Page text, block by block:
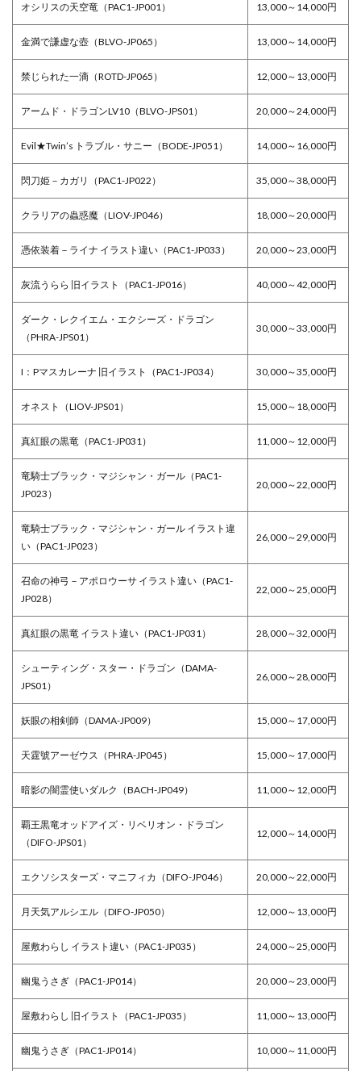
オシリスの天空竜（PAC1-JP001） 13,000～14,000円
金満で謙虚な壺（BLVO-JP065） 13,000～14,000円
禁じられた一滴（ROTD-JP065） 12,000～13,000円
アームド・ドラゴンLV10（BLVO-JPS01） 20,000～24,000円
Evil★Twin’s トラブル・サニー（BODE-JP051） 14,000～16,000円
閃刀姫－カガリ（PAC1-JP022） 35,000～38,000円
クラリアの蟲惑魔（LIOV-JP046） 18,000～20,000円
憑依装着－ライナ イラスト違い（PAC1-JP033） 20,000～23,000円
灰流うらら 旧イラスト（PAC1-JP016） 40,000～42,000円
ダーク・レクイエム・エクシーズ・ドラゴン
（PHRA-JPS01）
30,000～33,000円
I：Pマスカレーナ 旧イラスト（PAC1-JP034） 30,000～35,000円
オネスト（LIOV-JPS01） 15,000～18,000円
真紅眼の黒竜（PAC1-JP031） 11,000～12,000円
竜騎士ブラック・マジシャン・ガール（PAC1-
JP023）
20,000～22,000円
竜騎士ブラック・マジシャン・ガール イラスト違
い（PAC1-JP023）
26,000～29,000円
召命の神弓－アポロウーサ イラスト違い（PAC1-
JP028）
22,000～25,000円
真紅眼の黒竜 イラスト違い（PAC1-JP031） 28,000～32,000円
シューティング・スター・ドラゴン（DAMA-
JPS01）
26,000～28,000円
妖眼の相剣師（DAMA-JP009） 15,000～17,000円
天霆號アーゼウス（PHRA-JP045） 15,000～17,000円
暗影の闇霊使いダルク（BACH-JP049） 11,000～12,000円
覇王黒竜オッドアイズ・リベリオン・ドラゴン
（DIFO-JPS01）
12,000～14,000円
エクソシスターズ・マニフィカ（DIFO-JP046） 20,000～22,000円
月天気アルシエル（DIFO-JP050） 12,000～13,000円
屋敷わらし イラスト違い（PAC1-JP035） 24,000～25,000円
幽鬼うさぎ（PAC1-JP014） 20,000～23,000円
屋敷わらし 旧イラスト（PAC1-JP035） 11,000～13,000円
幽鬼うさぎ（PAC1-JP014） 10,000～11,000円